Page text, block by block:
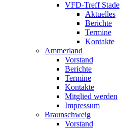
VFD-Treff Stade
Aktuelles
Berichte
Termine
Kontakte
Ammerland
Vorstand
Berichte
Termine
Kontakte
Mitglied werden
Impressum
Braunschweig
Vorstand